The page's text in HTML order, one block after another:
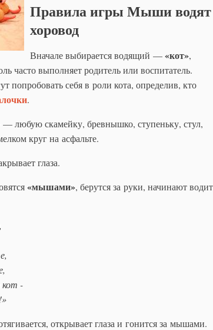
Правила игры Мыши водят
хоровод
Вначале выбирается водящий —«кот»,
часто выполняет родитель или воспитатель.
попробовать себя в роли кота, определив, кто
.
— любую скамейку, бревнышко, ступеньку, стул,
круг на асфальте.
глаза.
«мышами», берутся за руки, начинают
кот -
открывает глаза и гонится за мышами.